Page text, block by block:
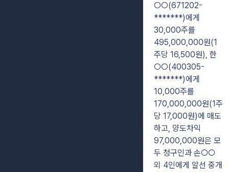
○○(671202-
*******)에게
30,000주를
495,000,000원(1
주당 16,500원), 한
○○(400305-
*******)에게
10,000주를
170,000,000원(1주
당 17,000원)에 매도
하고, 양도차익
97,000,000원은 모
두 청구인과 손○○
외 4인에게 알선 중개